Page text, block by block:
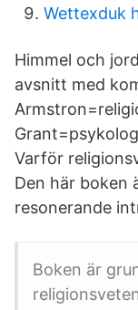
Wettexduk
Himmel och
avsnitt med
Varför
Den här boken
resonerande
Boken är